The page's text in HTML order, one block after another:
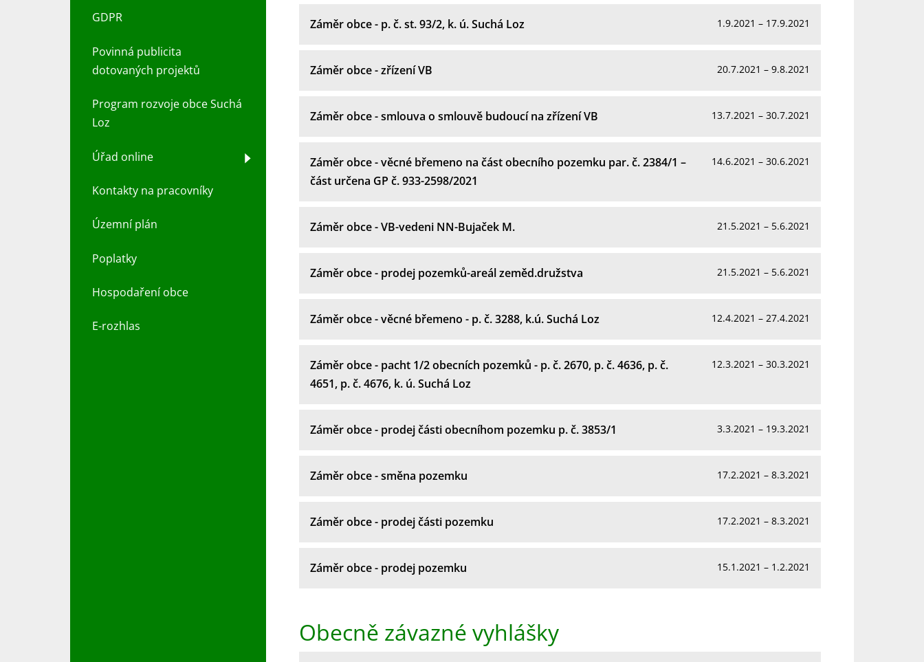
Záměr obce - p. č. st. 93/2, k. ú. Suchá Loz 1.9.2021 – 17.9.2021
Záměr obce - zřízení VB 20.7.2021 – 9.8.2021
Záměr obce - smlouva o smlouvě budoucí na zřízení VB 13.7.2021 – 30.7.2021
Záměr obce - věcné břemeno na část obecního pozemku par. č. 2384/1 –
část určena GP č. 933-2598/2021
14.6.2021 – 30.6.2021
Záměr obce - VB-vedeni NN-Bujaček M. 21.5.2021 – 5.6.2021
Záměr obce - prodej pozemků-areál zeměd.družstva 21.5.2021 – 5.6.2021
Záměr obce - věcné břemeno - p. č. 3288, k.ú. Suchá Loz 12.4.2021 – 27.4.2021
Záměr obce - pacht 1/2 obecních pozemků - p. č. 2670, p. č. 4636, p. č.
4651, p. č. 4676, k. ú. Suchá Loz
12.3.2021 – 30.3.2021
Záměr obce - prodej části obecníhom pozemku p. č. 3853/1 3.3.2021 – 19.3.2021
Záměr obce - směna pozemku 17.2.2021 – 8.3.2021
Záměr obce - prodej části pozemku 17.2.2021 – 8.3.2021
Záměr obce - prodej pozemku 15.1.2021 – 1.2.2021
Obecně závazné vyhlášky
GDPR
Povinná publicita
dotovaných projektů
Program rozvoje obce Suchá
Loz
Úřad online
Kontakty na pracovníky
Územní plán
Poplatky
Hospodaření obce
E-rozhlas